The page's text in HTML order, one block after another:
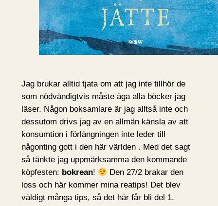
Jag brukar alltid tjata om att jag inte tillhör de
som nödvändigtvis måste äga alla böcker jag
läser. Någon boksamlare är jag alltså inte och
dessutom drivs jag av en allmän känsla av att
konsumtion i förlängningen inte leder till
någonting gott i den här världen . Med det sagt
så tänkte jag uppmärksamma den kommande
köpfesten: bokrean!
Den 27/2 brakar den
loss och här kommer mina reatips! Det blev
väldigt många tips, så det här får bli del 1.